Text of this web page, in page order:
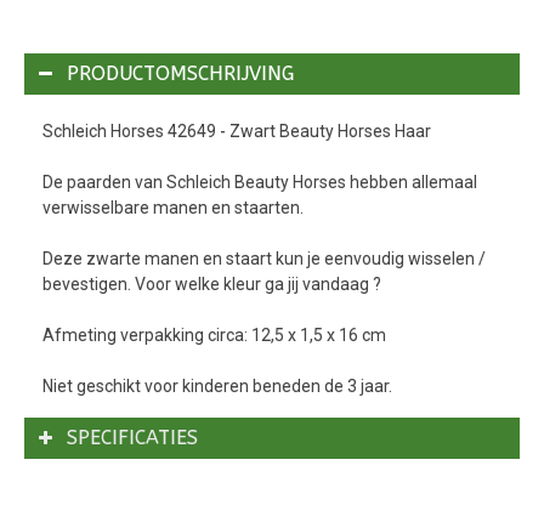
PRODUCTOMSCHRIJVING
Schleich Horses 42649 - Zwart Beauty Horses Haar
De paarden van Schleich Beauty Horses hebben allemaal
verwisselbare manen en staarten.
Deze zwarte manen en staart kun je eenvoudig wisselen /
bevestigen. Voor welke kleur ga jij vandaag ?
Afmeting verpakking circa: 12,5 x 1,5 x 16 cm
Niet geschikt voor kinderen beneden de 3 jaar.
SPECIFICATIES